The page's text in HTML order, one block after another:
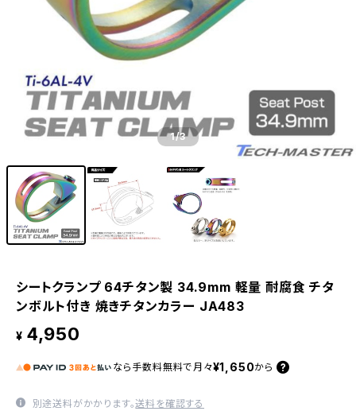
1/3
シートクランプ 64チタン製 34.9mm 軽量 耐腐食 チタ
ンボルト付き 焼きチタンカラー JA483
¥ 4,950
なら 手数料無料で 月々¥1,650から
別途送料がかかります。送料を確認する